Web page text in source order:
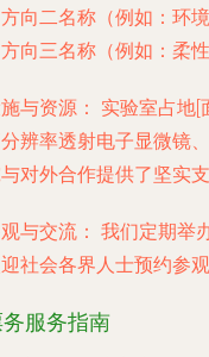
方向二名称 （例如：环
方向三名称 （例如：柔
与资源：
实验室占地[
辨率透射电子显微镜
对外合作提供了坚实支
与交流： 我们定期举
社会各界人士预约参
服务指南